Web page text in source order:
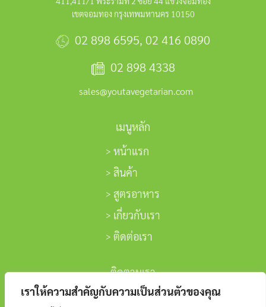
เราให้ความสำคัญกับความเป็นส่วนตัวของคุณ
เขตจอมทอง กรุงเทพมหานคร 10150
02 898 6595, 02 416 0890
02 898 4338
sales@youtavegetarian.com
เมนูหลัก
หน้าแรก
สินค้า
สูตรอาหาร
เกี่ยวกับเรา
ติดต่อเรา
ติดตามเรา